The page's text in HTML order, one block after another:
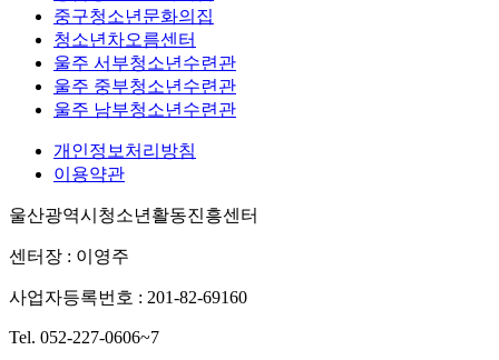
중구청소년문화의집
청소년차오름센터
울주 서부청소년수련관
울주 중부청소년수련관
울주 남부청소년수련관
개인정보처리방침
이용약관
울산광역시청소년활동진흥센터
센터장 : 이영주
사업자등록번호 : 201-82-69160
Tel. 052-227-0606~7